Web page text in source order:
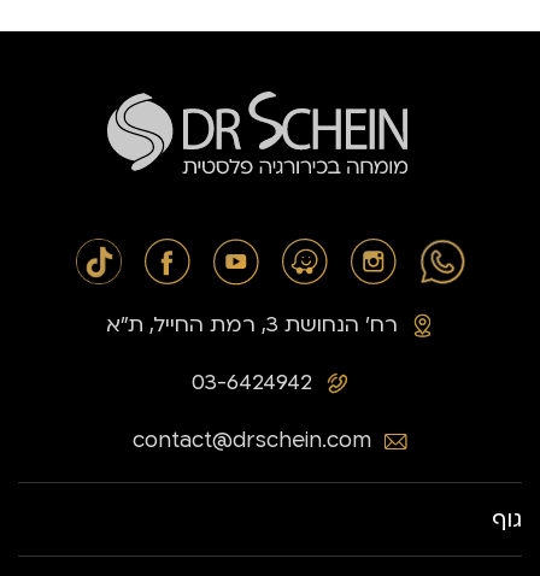
03-6424942
רח׳ הנחושת 3, רמת החייל, ת״א
contact@drschein.com
גוף